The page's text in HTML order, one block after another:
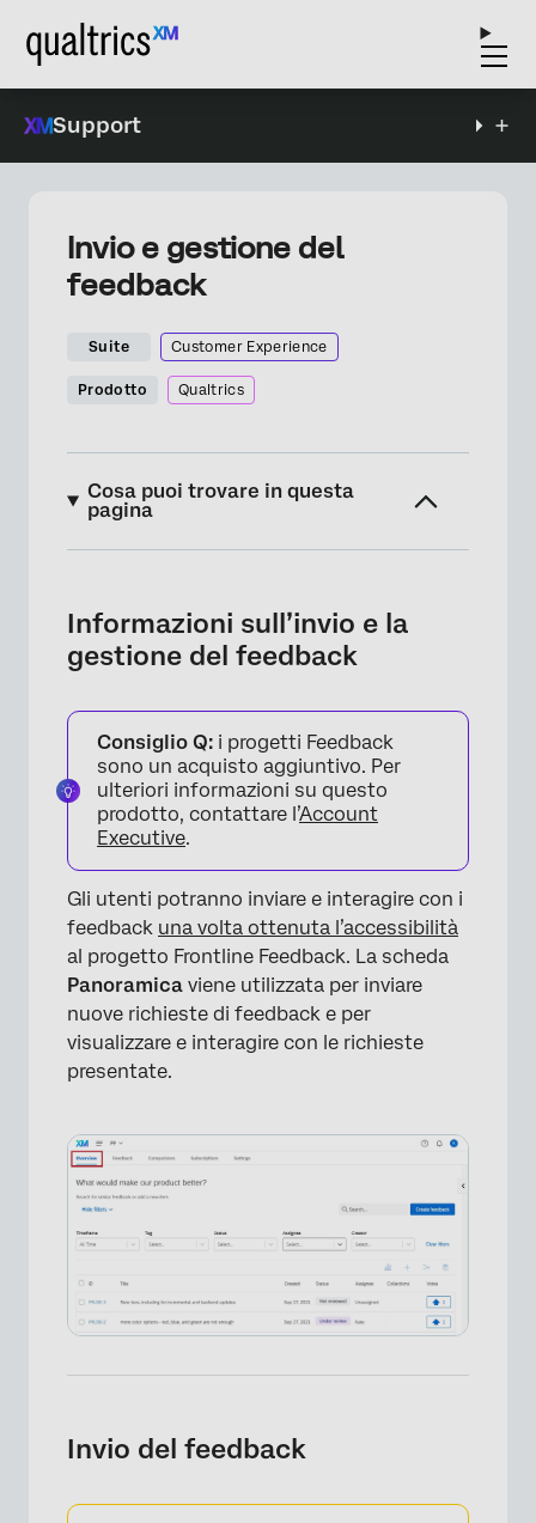
Support
Invio e gestione del
feedback
Suite Customer Experience
Prodotto Qualtrics
Cosa puoi trovare in questa
pagina
Invio del feedback
Privilegiare i Feedback con l’analisi MaxDiff
Informazioni sull’invio e la
gestione del feedback
Consiglio Q: i progetti Feedback
sono un acquisto aggiuntivo. Per
ulteriori informazioni su questo
prodotto, contattare l’Account
Executive.
Gli utenti potranno inviare e interagire con i
feedback una volta ottenuta l’accessibilità
al progetto Frontline Feedback. La scheda
Panoramica viene utilizzata per inviare
nuove richieste di feedback e per
visualizzare e interagire con le richieste
presentate.
Invio del feedback